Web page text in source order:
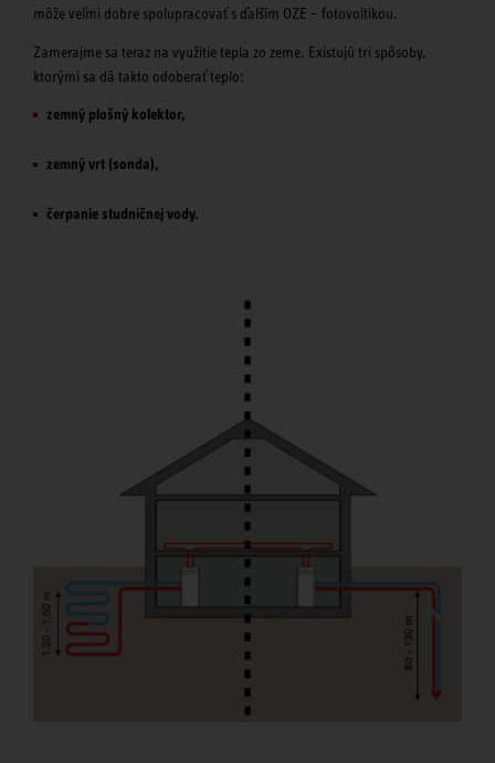
môže veľmi dobre spolupracovať s ďalším OZE – fotovoltikou.
Zamerajme sa teraz na využitie tepla zo zeme. Existujú tri spôsoby,
ktorými sa dá takto odoberať teplo:
zemný plošný kolektor,
zemný vrt (sonda),
čerpanie studničnej vody.